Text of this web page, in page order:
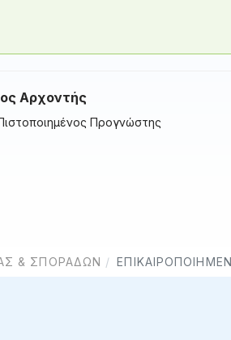
Αρχοντής
Προγνώστης
& ΣΠΟΡΆΔΩΝ